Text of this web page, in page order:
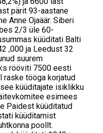
pärit 93-aastane
Anne Ojaäär. Siberi
2/3 üle 60-
küüditati Balti
,000 ja Leedust 32
suurem
rööviti 7500 eesti
raske tööga korjatud
küüditajate isiklikku
esimees
Paidest küüditatud
küüditamist
poollt.